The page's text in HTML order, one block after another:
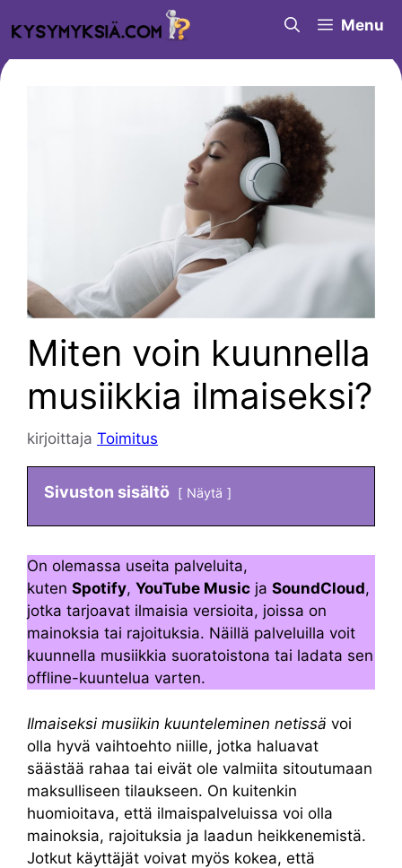
sisältöön
Menu
Miten voin kuunnella
musiikkia ilmaiseksi?
kirjoittaja Toimitus
Sivuston sisältö Näytä
On olemassa useita palveluita,
kuten Spotify, YouTube Music ja SoundCloud,
jotka tarjoavat ilmaisia versioita, joissa on
mainoksia tai rajoituksia. Näillä palveluilla voit
kuunnella musiikkia suoratoistona tai ladata sen
offline-kuuntelua varten.
Ilmaiseksi musiikin kuunteleminen netissä voi
olla hyvä vaihtoehto niille, jotka haluavat
säästää rahaa tai eivät ole valmiita sitoutumaan
maksulliseen tilaukseen. On kuitenkin
huomioitava, että ilmaispalveluissa voi olla
mainoksia, rajoituksia ja laadun heikkenemistä.
Jotkut käyttäjät voivat myös kokea, että